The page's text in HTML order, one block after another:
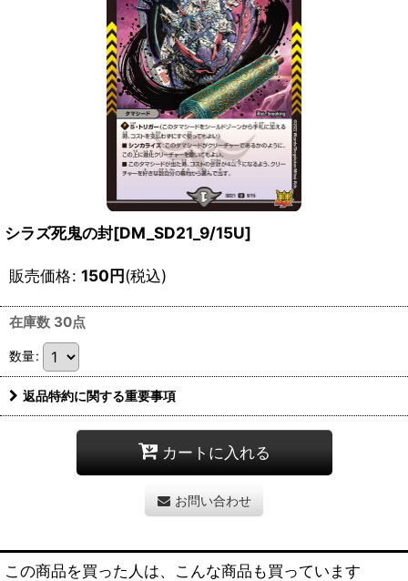
シラズ死鬼の封[DM_SD21_9/15U]
販売価格: 150円(税込)
在庫数 30点
数量:
返品特約に関する重要事項
カートに入れる
お問い合わせ
この商品を買った人は、こんな商品も買っています